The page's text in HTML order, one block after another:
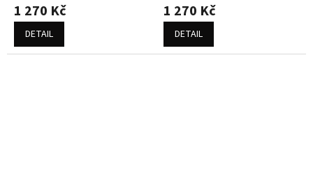
1 270 Kč
DETAIL
1 270 Kč
DETAIL